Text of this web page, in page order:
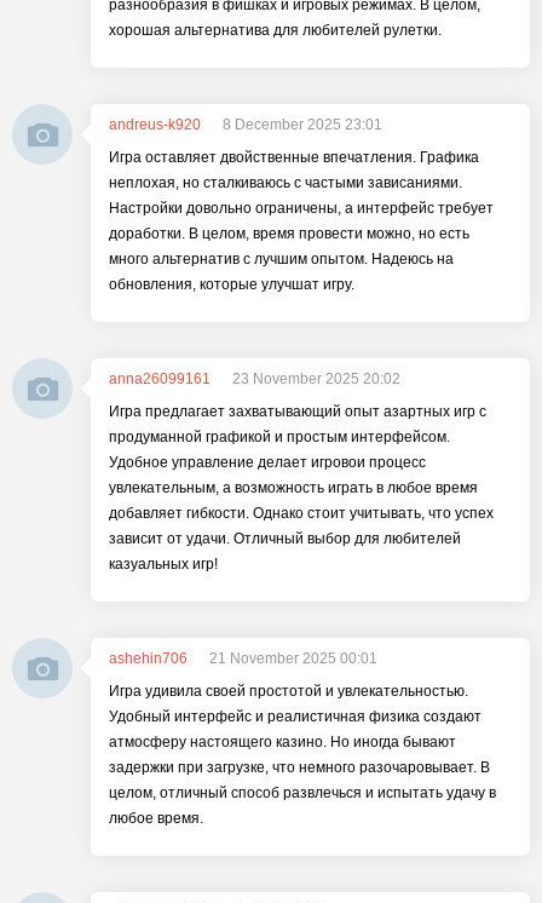
разнообразия в фишках и игровых режимах. В целом,
хорошая альтернатива для любителей рулетки.
andreus-k920
8 December 2025 23:01
Игра оставляет двойственные впечатления. Графика
неплохая, но сталкиваюсь с частыми зависаниями.
Настройки довольно ограничены, а интерфейс требует
доработки. В целом, время провести можно, но есть
много альтернатив с лучшим опытом. Надеюсь на
обновления, которые улучшат игру.
anna26099161
23 November 2025 20:02
Игра предлагает захватывающий опыт азартных игр с
продуманной графикой и простым интерфейсом.
Удобное управление делает игровои процесс
увлекательным, а возможность играть в любое время
добавляет гибкости. Однако стоит учитывать, что успех
зависит от удачи. Отличный выбор для любителей
казуальных игр!
ashehin706
21 November 2025 00:01
Игра удивила своей простотой и увлекательностью.
Удобный интерфейс и реалистичная физика создают
атмосферу настоящего казино. Но иногда бывают
задержки при загрузке, что немного разочаровывает. В
целом, отличный способ развлечься и испытать удачу в
любое время.